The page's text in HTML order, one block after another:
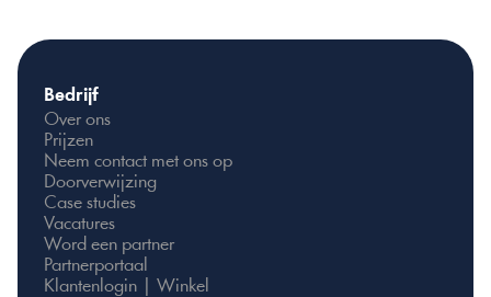
Bedrijf
Over ons
Prijzen
Neem contact met ons op
Doorverwijzing
Case studies
Vacatures
Word een partner
Partnerportaal
Klantenlogin | Winkel